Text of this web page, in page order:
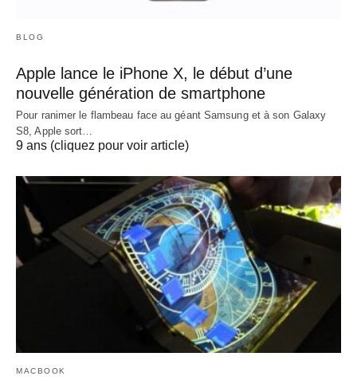
BLOG
Apple lance le iPhone X, le début d’une
nouvelle génération de smartphone
Pour ranimer le flambeau face au géant Samsung et à son Galaxy
S8, Apple sort…
9 ans (cliquez pour voir article)
MACBOOK